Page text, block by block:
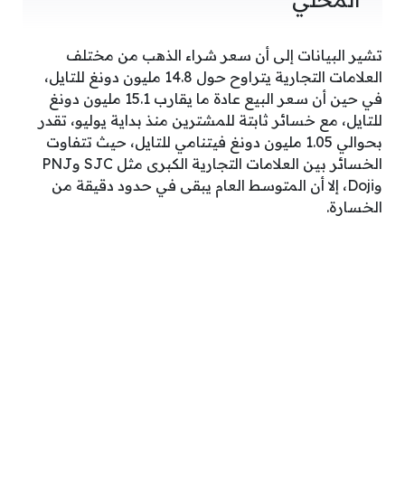
تشير البيانات إلى أن سعر شراء الذهب من مختلف
العلامات التجارية يتراوح حول 14.8 مليون دونغ للتايل،
في حين أن سعر البيع عادة ما يقارب 15.1 مليون دونغ
للتايل، مع خسائر ثابتة للمشترين منذ بداية يوليو، تقدر
بحوالي 1.05 مليون دونغ فيتنامي للتايل، حيث تتفاوت
الخسائر بين العلامات التجارية الكبرى مثل SJC وPNJ
وDoji، إلا أن المتوسط العام يبقى في حدود دقيقة من
الخسارة.